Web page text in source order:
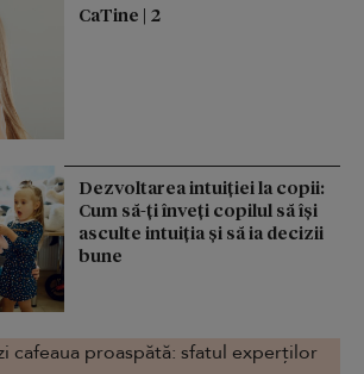
CaTine | 2
Dezvoltarea intuiției la copii:
Cum să-ți înveți copilul să își
asculte intuiția și să ia decizii
bune